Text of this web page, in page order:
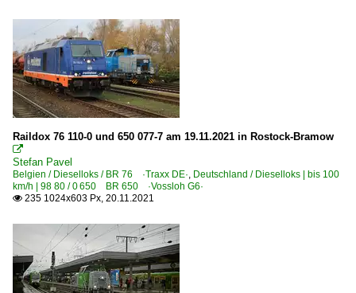
Raildox 76 110-0 und 650 077-7 am 19.11.2021 in Rostock-Bramow

Stefan Pavel
Belgien / Dieselloks / BR 76 ·Traxx DE· Deutschland / Dieselloks | bis 100
km/h | 98 80 / 0 650 BR 650 ·Vossloh G6·
 235 1024x603 Px, 20.11.2021